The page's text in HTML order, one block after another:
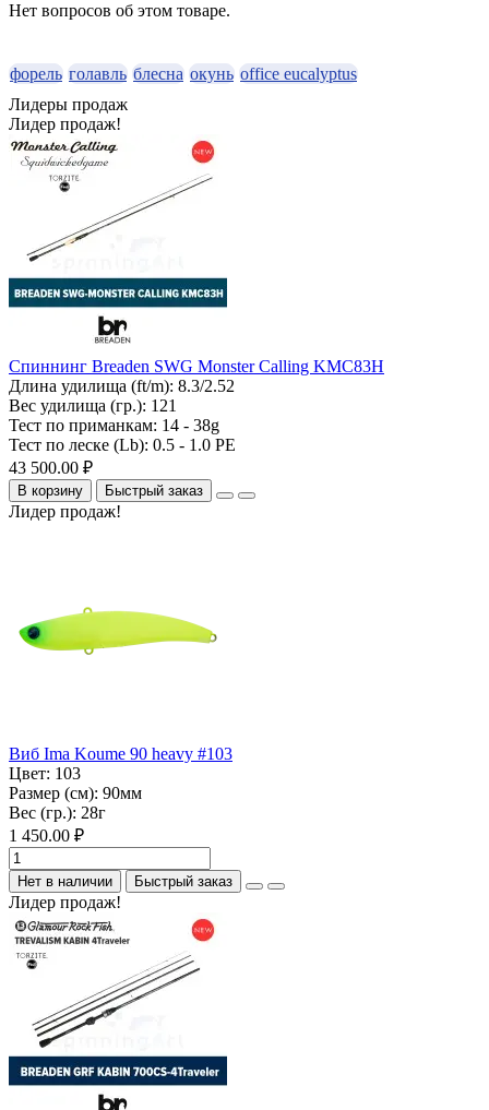
Нет вопросов об этом товаре.
форель голавль блесна окунь office eucalyptus
Лидеры продаж
Лидер продаж!
Спиннинг Breaden SWG Monster Calling KMC83H
Длина удилища (ft/m): 8.3/2.52
Вес удилища (гр.): 121
Тест по приманкам: 14 - 38g
Тест по леске (Lb): 0.5 - 1.0 PE
43 500.00 ₽
В корзину Быстрый заказ
Лидер продаж!
Виб Ima Koume 90 heavy #103
Цвет: 103
Размер (см): 90мм
Вес (гр.): 28г
1 450.00 ₽
Нет в наличии Быстрый заказ
Лидер продаж!